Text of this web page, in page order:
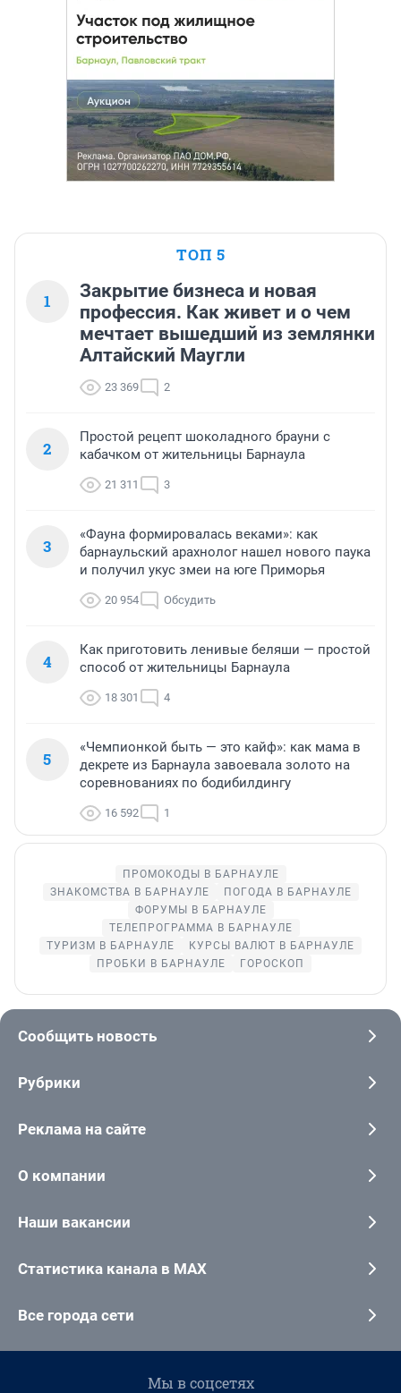
ТОП 5
1
Закрытие бизнеса и новая
профессия. Как живет и о чем
мечтает вышедший из землянки
Алтайский Маугли
23 369 2
2
Простой рецепт шоколадного брауни с
кабачком от жительницы Барнаула
21 311 3
3
«Фауна формировалась веками»: как
барнаульский арахнолог нашел нового паука
и получил укус змеи на юге Приморья
20 954 Обсудить
4
Как приготовить ленивые беляши — простой
способ от жительницы Барнаула
18 301 4
5
«Чемпионкой быть — это кайф»: как мама в
декрете из Барнаула завоевала золото на
соревнованиях по бодибилдингу
16 592 1
ПРОМОКОДЫ В БАРНАУЛЕ
ЗНАКОМСТВА В БАРНАУЛЕ
ПОГОДА В БАРНАУЛЕ
ФОРУМЫ В БАРНАУЛЕ
ТЕЛЕПРОГРАММА В БАРНАУЛЕ
ТУРИЗМ В БАРНАУЛЕ
КУРСЫ ВАЛЮТ В БАРНАУЛЕ
ПРОБКИ В БАРНАУЛЕ
ГОРОСКОП
Сообщить новость
Рубрики
Реклама на сайте
О компании
Наши вакансии
Статистика канала в MAX
Все города сети
Мы в соцсетях